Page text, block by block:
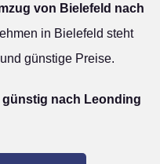
von Bielefeld nach
in Bielefeld steht
günstige Preise.
nach Leonding